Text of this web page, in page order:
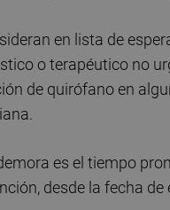
en lista de
o terapéutico no
de quirófano en
es el tiempo
desde la fecha